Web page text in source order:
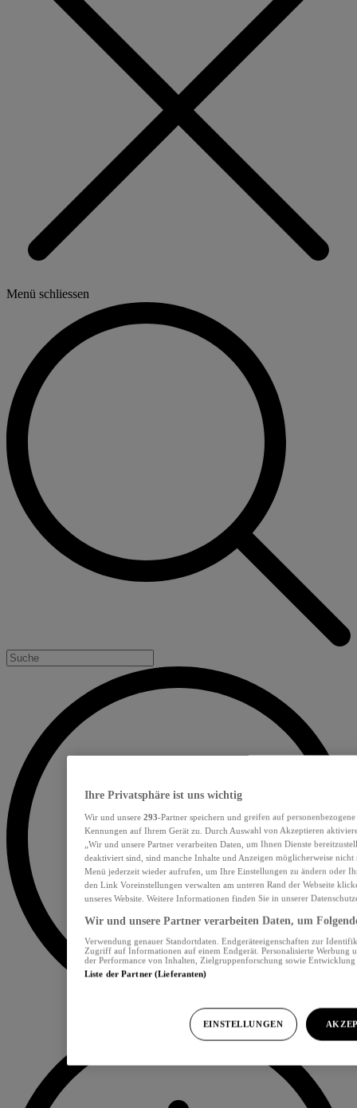
Menü schliessen
Ihre Privatsphäre ist uns wichtig
Wir und unsere 293-Partner speichern und greifen auf
Kennungen auf Ihrem Gerät zu. Durch Auswahl von Akzeptieren
„Wir und unsere Partner verarbeiten Daten, um Ihnen Dienste
deaktiviert sind, sind manche Inhalte und Anzeigen möglicherweise nicht
Menü jederzeit wieder aufrufen, um Ihre Einstellungen zu ändern oder
den Link Voreinstellungen verwalten am unteren Rand der Webseite
unseres Website. Weitere Informationen finden Sie in unserer
Wir und unsere Partner verarbeiten Daten, um
Verwendung genauer Standortdaten. Endgeräteeigenschaften zur
Zugriff auf Informationen auf einem Endgerät. Personalisierte Werbung
der Performance von Inhalten, Zielgruppenforschung sowie
Liste der Partner (Lieferanten)
EINSTELLUNGEN